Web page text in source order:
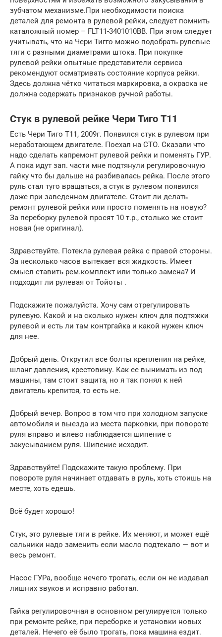
зубчатом механизме.При необходимости поиска
деталей для ремонта в рулевой рейки, следует помнить
каталожный номер – FLT11-3401010ВВ. При этом следует
учитывать, что на Чери Тигго можно подобрать рулевые
тяги с разными диаметрами штока. При покупке
рулевой рейки опытные представители сервиса
рекомендуют осматривать состояние корпуса рейки.
Здесь должна чётко читаться маркировка, а окраска не
должна содержать признаков ручной работы.
Стук в рулевой рейке Чери Тиго Т11
Есть Чери Тиго Т11, 2009г. Появился стук в рулевом при
неработающем двигателе. Поехал на СТО. Сказали что
надо сделать капремонт рулевой рейки и поменять ГУР.
А пока идут зап. части мне подтянули регулировочную
гайку что бы дальше на разбивалась рейка. После этого
руль стал туго вращаться, а стук в рулевом появился
даже при заведенном двигателе. Стоит ли делать
ремонт рулевой рейки или просто поменять на новую?
За переборку рулевой просят 10 т.р., столько же стоит
новая (не оригинал).
Здравствуйте. Потекла рулевая рейка с правой стороны.
За несколько часов вытекает вся жидкость. Имеет
смысл ставить рем.комплект или только замена? И
подходит ли рулевая от Тойоты .
Подскажите пожалуйста. Хочу сам отрегулировать
рулевую. Какой и на сколько нужен ключ для подтяжки
рулевой и есть ли там контргайка и какой нужен ключ
для нее.
Добрый день. Открутил все болты крепления на рейке,
шланг давления, крестовину. Как ее вынимать из под
машины, там стоит защита, но я так понял к ней
двигатель крепится, то есть не.
Добрый вечер. Вопрос в том что при холодном запуске
автомобиля и выезда из места парковки, при повороте
руля вправо и влево наблюдается шипение с
закусыванием руля. Шипение исходит.
Здравствуйте! Подскажите такую проблему. При
повороте руля начинает отдавать в руль, хоть стоишь на
месте, хоть едешь.
Всё будет хорошо!
Стук, это рулевые тяги в рейке. Их меняют, и может ещё
сальники надо заменить если масло подтекало — вот и
весь ремонт.
Насос ГУРа, вообще нечего трогать, если он не издавал
лишних звуков и исправно работал.
Гайка регулировочная в основном регулируется только
при ремонте рейке, при переборке и установки новых
деталей. Нечего её было трогать, пока машина ездит.